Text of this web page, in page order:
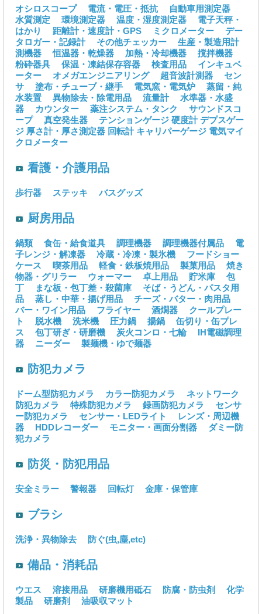
オシロスコープ 電流・電圧・抵抗
自動車用測定器
水質測定
環境測定器 温度・湿度測定器
電子天秤・
はかり
距離計・速度計・GPS ミクロメーター
デー
タロガー・記録計
その他チェッカー
生産・製造用計
測機器
恒温器・乾燥器 加熱・冷却機器
撹拌機器
粉砕器具
保温・凍結保存容器 検査用品
インキュベ
ーター
オメガエンジニアリング 超音波計測器
セン
サ
塗布・チューブ・継手 電気窯・電気炉
蒸留・純
水装置
異物除去・除電用品 流量計
水準器・水盛
器
カウンター 薬注システム・タンク
サウンドスコ
ープ
真空発生器 テンションゲージ 硬度計 デプスゲー
ジ 厚さ計・厚さ測定器 回転計 キャリパーゲージ 電気マイ
クロメーター
看護・介護用品
歩行器 ステッキ バスグッズ
厨房用品
鍋類 食缶・給食道具 調理機器 調理機器付属品
電
子レンジ・解凍器
冷蔵・冷凍・製氷機
フードショー
ケース
喫茶用品 軽食・鉄板焼用品 製菓用品
焼き
物器・グリラー
ウォーマー 卓上用品 貯米庫
包
丁
まな板・包丁差・殺菌庫
そば・うどん・パスタ用
品
蒸し・中華・揚げ用品
チーズ・バター・肉用品
バー・ワイン用品
フライヤー 酒燗器
クールプレー
ト
脱水機 洗米機 圧力鍋 揚鍋
缶切り・缶プレ
ス
包丁研ぎ・研磨機 炭火コンロ・七輪
IH電磁調理
器
ニーダー 製麺機・ゆで麺器
防犯カメラ
ドーム型防犯カメラ カラー防犯カメラ
ネットワーク
防犯カメラ
特殊防犯カメラ 録画防犯カメラ
センサ
ー防犯カメラ
センサー・LEDライト
レンズ・周辺機
器
HDDレコーダー モニター・画面分割器
ダミー防
犯カメラ
防災・防犯用品
安全ミラー 警報器 回転灯 金庫・保管庫
ブラシ
洗浄・異物除去 防ぐ(虫,塵,etc)
備品・消耗品
ウエス 溶接用品 研磨機用砥石 防腐・防虫剤
化学
製品
研磨剤 油吸収マット